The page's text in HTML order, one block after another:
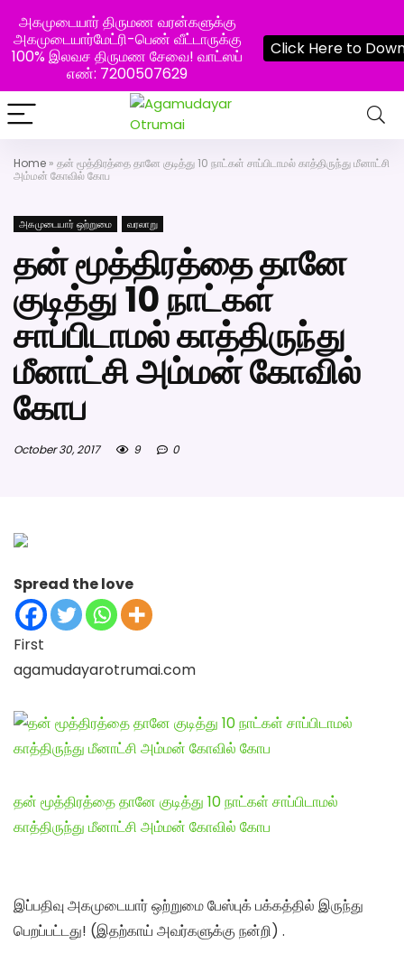
Home » தன் மூத்திரத்தை தானே குடித்து 10 நாட்கள் சாப்பிடாமல் காத்திருந்து மீனாட்சி
அம்மன் கோவில் கோப
அகமுடையார் ஒற்றுமை வரலாறு
தன் மூத்திரத்தை தானே
குடித்து 10 நாட்கள்
சாப்பிடாமல் காத்திருந்து
மீனாட்சி அம்மன் கோவில்
கோப
October 30, 2017 9 0
Spread the love
First
agamudayarotrumai.com
தன் மூத்திரத்தை தானே குடித்து 10 நாட்கள் சாப்பிடாமல்
காத்திருந்து மீனாட்சி அம்மன் கோவில் கோப
இப்பதிவு அகமுடையார் ஒற்றுமை பேஸ்புக் பக்கத்தில் இருந்து
பெறப்பட்டது! (இதற்காய் அவர்களுக்கு நன்றி) .
அகமுடையார் திருமண வரன்களுக்கு
அகமுடையார்மேட்ரி-பெண் வீட்டாருக்கு
100% இலவச திருமண சேவை! வாட்ஸப்
எண்: 7200507629
Click Here to